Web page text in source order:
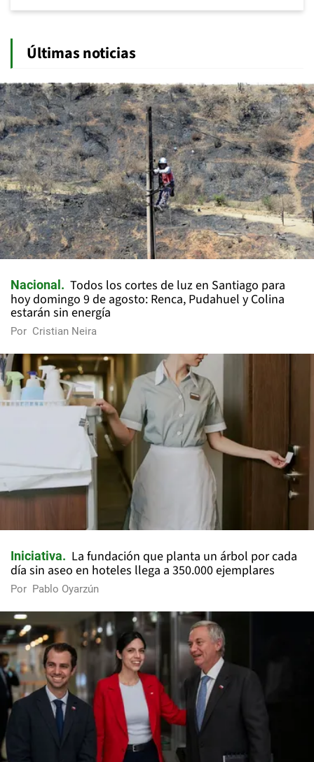
Últimas noticias
Nacional
Todos los cortes de luz en Santiago para
hoy domingo 9 de agosto: Renca, Pudahuel y Colina
estarán sin energía
Por Cristian Neira
Iniciativa
La fundación que planta un árbol por cada
día sin aseo en hoteles llega a 350.000 ejemplares
Por Pablo Oyarzún